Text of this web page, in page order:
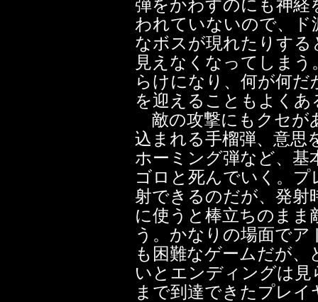
弾をかわすのにも神経
われていないので、ド
なボスが現れたりす
見えなくなってしま
らけになり、何が何
を迎えることもよくあ
敵の攻撃にもクセが
込まれる手榴弾、意思
ホーミング弾など、基
ゴロと死んでいく。
射できるのだが、発射
に使うと棒立ちのま
う。かなりの場面で
も困難なゲームだが
いとエンディングは
まで到達できたプレ